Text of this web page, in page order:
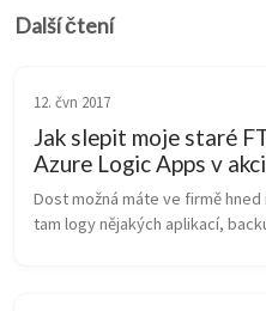
Další čtení
12. čvn 2017
Jak slepit moje staré
Azure Logic Apps v
Dost možná máte ve firmě hned
tam logy nějakých aplikací,